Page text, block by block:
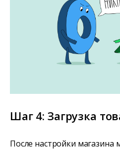
Шаг 4: Загрузка
После настройки магазина